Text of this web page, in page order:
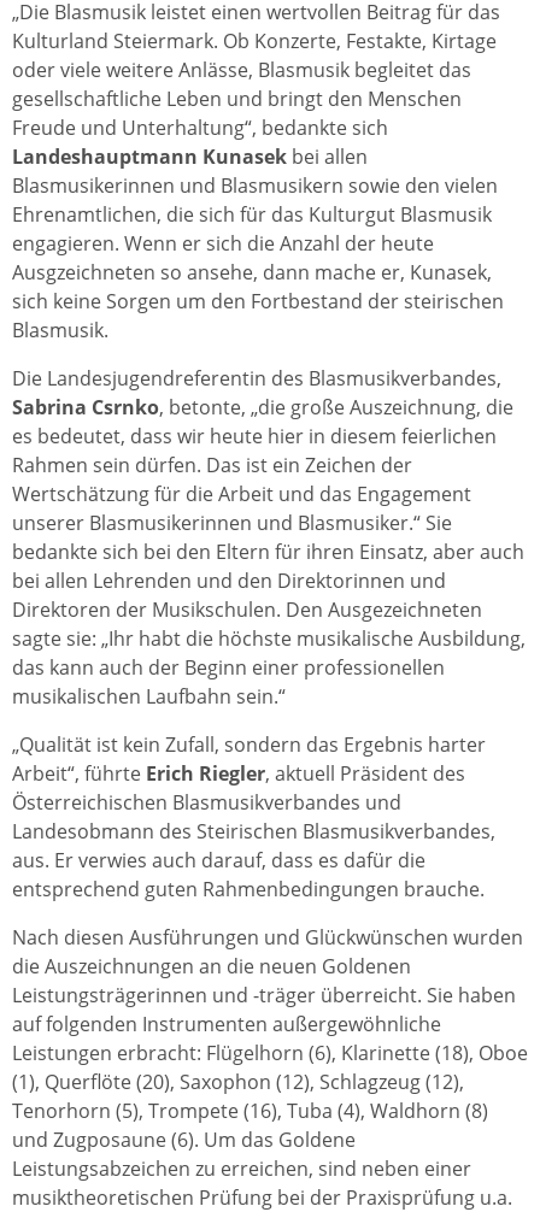
„Die Blasmusik leistet einen wertvollen Beitrag für das
Kulturland Steiermark. Ob Konzerte, Festakte, Kirtage
oder viele weitere Anlässe, Blasmusik begleitet das
gesellschaftliche Leben und bringt den Menschen
Freude und Unterhaltung“, bedankte sich
Landeshauptmann Kunasek bei allen
Blasmusikerinnen und Blasmusikern sowie den vielen
Ehrenamtlichen, die sich für das Kulturgut Blasmusik
engagieren. Wenn er sich die Anzahl der heute
Ausgzeichneten so ansehe, dann mache er, Kunasek,
sich keine Sorgen um den Fortbestand der steirischen
Blasmusik.
Die Landesjugendreferentin des Blasmusikverbandes,
Sabrina Csrnko, betonte, „die große Auszeichnung, die
es bedeutet, dass wir heute hier in diesem feierlichen
Rahmen sein dürfen. Das ist ein Zeichen der
Wertschätzung für die Arbeit und das Engagement
unserer Blasmusikerinnen und Blasmusiker.“ Sie
bedankte sich bei den Eltern für ihren Einsatz, aber auch
bei allen Lehrenden und den Direktorinnen und
Direktoren der Musikschulen. Den Ausgezeichneten
sagte sie: „Ihr habt die höchste musikalische Ausbildung,
das kann auch der Beginn einer professionellen
musikalischen Laufbahn sein.“
„Qualität ist kein Zufall, sondern das Ergebnis harter
Arbeit“, führte Erich Riegler, aktuell Präsident des
Österreichischen Blasmusikverbandes und
Landesobmann des Steirischen Blasmusikverbandes,
aus. Er verwies auch darauf, dass es dafür die
entsprechend guten Rahmenbedingungen brauche.
Nach diesen Ausführungen und Glückwünschen wurden
die Auszeichnungen an die neuen Goldenen
Leistungsträgerinnen und -träger überreicht. Sie haben
auf folgenden Instrumenten außergewöhnliche
Leistungen erbracht: Flügelhorn (6), Klarinette (18), Oboe
(1), Querflöte (20), Saxophon (12), Schlagzeug (12),
Tenorhorn (5), Trompete (16), Tuba (4), Waldhorn (8)
und Zugposaune (6). Um das Goldene
Leistungsabzeichen zu erreichen, sind neben einer
musiktheoretischen Prüfung bei der Praxisprüfung u.a.